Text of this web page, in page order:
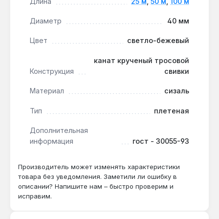
хозяйственных нужд.
ГОСТ 30055-93, что гарантирует
соответствие стандартам качества для
натуральных волокон.
Канат Дубкан подходит для использования внутри
помещений и на открытом воздухе: в саду для
элементов интерьера, в хозяйстве для увязывания
грузов. Доступны длины 25 м, 50 м и 100 м —
Какой диаметр каната нужен для
когтеточки?
Диаметр 40 мм
Цвет светло-бежевый
Конструкция
канат крученый тросовой
свивки
Материал сизаль
Тип плетеная
Дополнительная
информация
гост - 30055-93
Производитель может изменять характеристики
товара без уведомления. Заметили ли ошибку в
описании? Напишите нам – быстро проверим и
исправим.